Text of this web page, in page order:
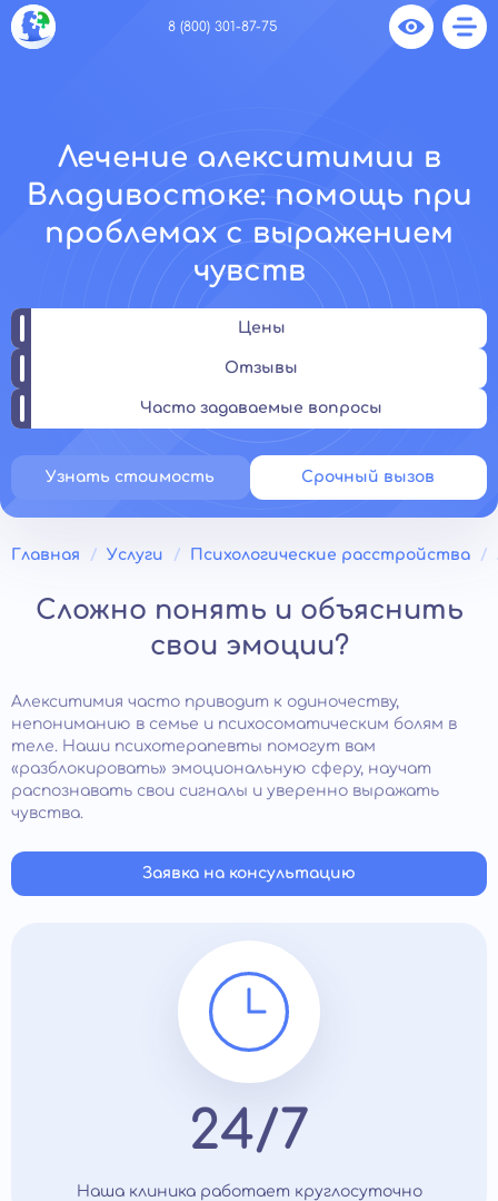
8 (800) 301-87-75
Лечение алекситимии в
Владивостоке: помощь при
проблемах с выражением
чувств
Цены
Отзывы
Часто задаваемые вопросы
Узнать стоимость Срочный вызов
Главная Услуги Психологические расстройства
Сложно понять и объяснить
свои эмоции?
Алекситимия часто приводит к одиночеству,
непониманию в семье и психосоматическим болям в
теле. Наши психотерапевты помогут вам
«разблокировать» эмоциональную сферу, научат
распознавать свои сигналы и уверенно выражать
чувства.
Заявка на консультацию
24/7
Наша клиника работает круглосуточно